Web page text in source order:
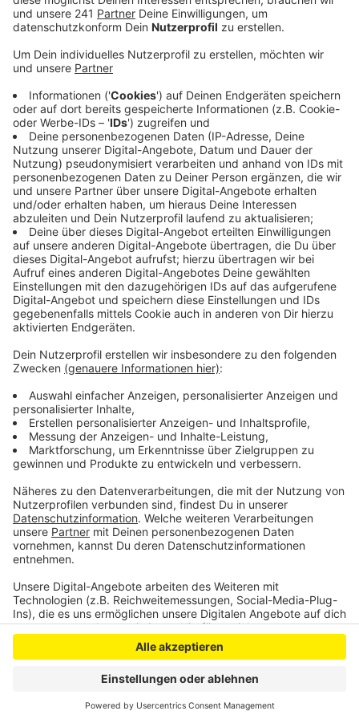
Anzeige
dazu jetzt Tipps für Betroffene. Schon seit
gestern werden Reisen teilweise oder komplett
Veröffentlicht:Mittwoch, 05.06.2024 08:09
Anzeige
Eine gute Nachricht gebe es allerdings: Pauschalreisen
sind immerhin gut abgesichert, heißt es aus Bergisch
Gladbach. Darunter fallen Reise-Pakete, wenn zum
Beispiel Flug und Hotel zusammen gebucht werden.
FTI hat außerdem mitgeteilt, dass Menschen, die
schon verreist sind, ihre Reise noch abschließen
können; eine Rückreise werde organisiert. Aber auch
bei anderen Leistungen will FTI sich um Lösungen
kümmern, so die Verbraucherzentrale.
Insolvenz von FTI gibt es hier
Hier beantwortet der
Reiseanbieter die häufigsten Fragen
(+49 89 710451498) an den Reiseanbieter wenden.
Anzeige
Anzeige